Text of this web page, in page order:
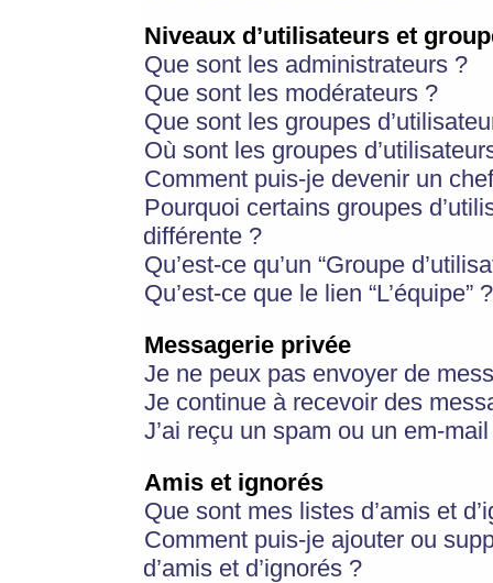
Niveaux d’utilisateurs et
Que sont les administrateurs ?
Que sont les modérateurs ?
Que sont les groupes
Où sont les groupes
Comment puis-je devenir un
Pourquoi certains groupes
différente ?
Qu’est-ce qu’un “Groupe
Qu’est-ce que le lien “L’équipe” ?
Messagerie privée
Je ne peux pas envoyer de
Je continue à recevoir des
J’ai reçu un spam ou un em-
Amis et ignorés
Que sont mes listes d’amis et
Comment puis-je ajouter ou
d’amis et d’ignorés ?